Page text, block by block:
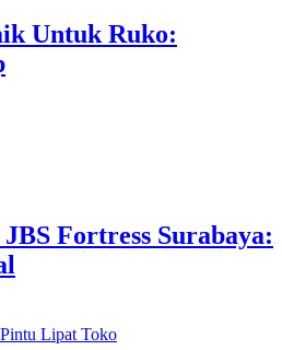
Untuk Ruko:
Fortress Surabaya: